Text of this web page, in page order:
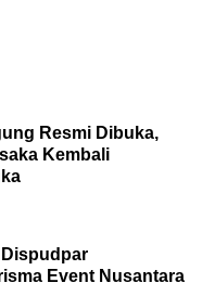
Resmi Dibuka,
Kembali
Dispudpar
Event Nusantara